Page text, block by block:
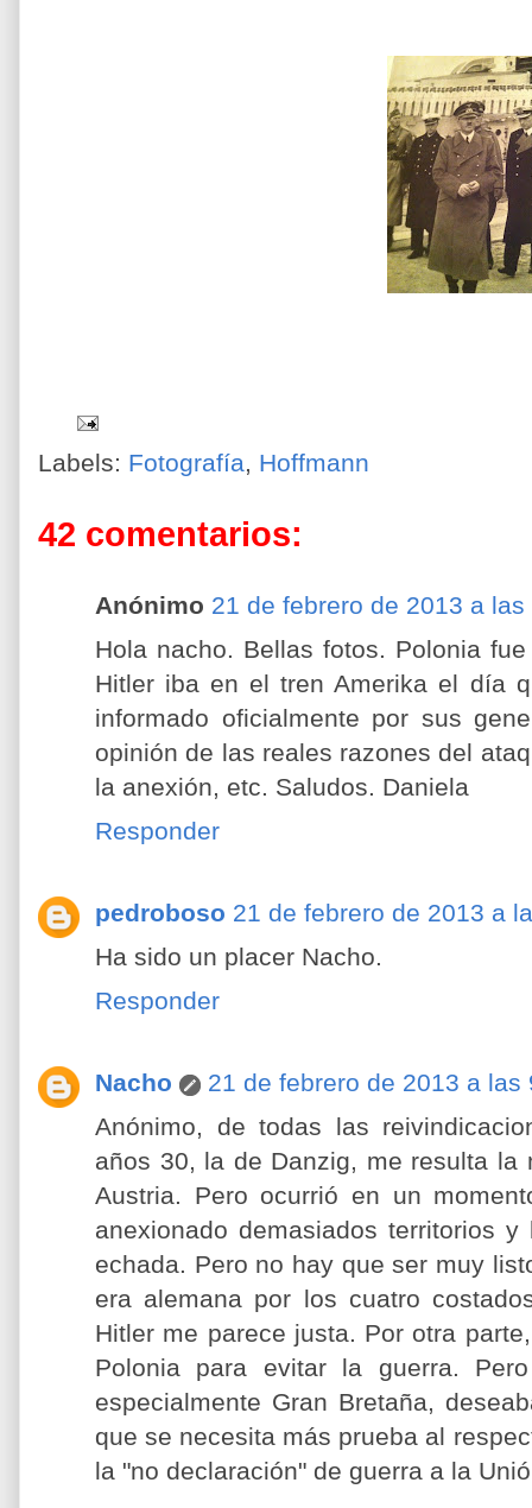
Labels: Fotografía, Hoffmann
42 comentarios:
Anónimo 21 de febrero de 2013 a las
Hola nacho. Bellas fotos. Polonia
Hitler iba en el tren Amerika el día
informado oficialmente por sus
opinión de las reales razones del
la anexión, etc. Saludos. Daniela
Responder
pedroboso 21 de febrero de 2013 a
Ha sido un placer Nacho.
Responder
Nacho
21 de febrero de 2013 a las
Anónimo, de todas las
años 30, la de Danzig, me resulta
Austria. Pero ocurrió en un
anexionado demasiados territorios
echada. Pero no hay que ser muy
era alemana por los cuatro
Hitler me parece justa. Por otra
Polonia para evitar la guerra.
especialmente Gran Bretaña,
que se necesita más prueba al
la "no declaración" de guerra a la